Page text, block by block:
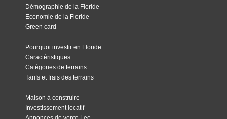
Démographie de la Floride
Economie de la Floride
Green card
Pourquoi investir en Floride
Caractéristiques
Catégories de terrains
Tarifs et frais des terrains
Maison à construire
Investissement locatif